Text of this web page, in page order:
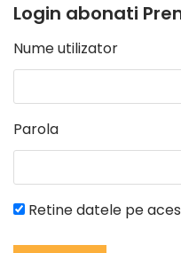
Login abonati
Nume utilizator
Parola
Retine datele pe